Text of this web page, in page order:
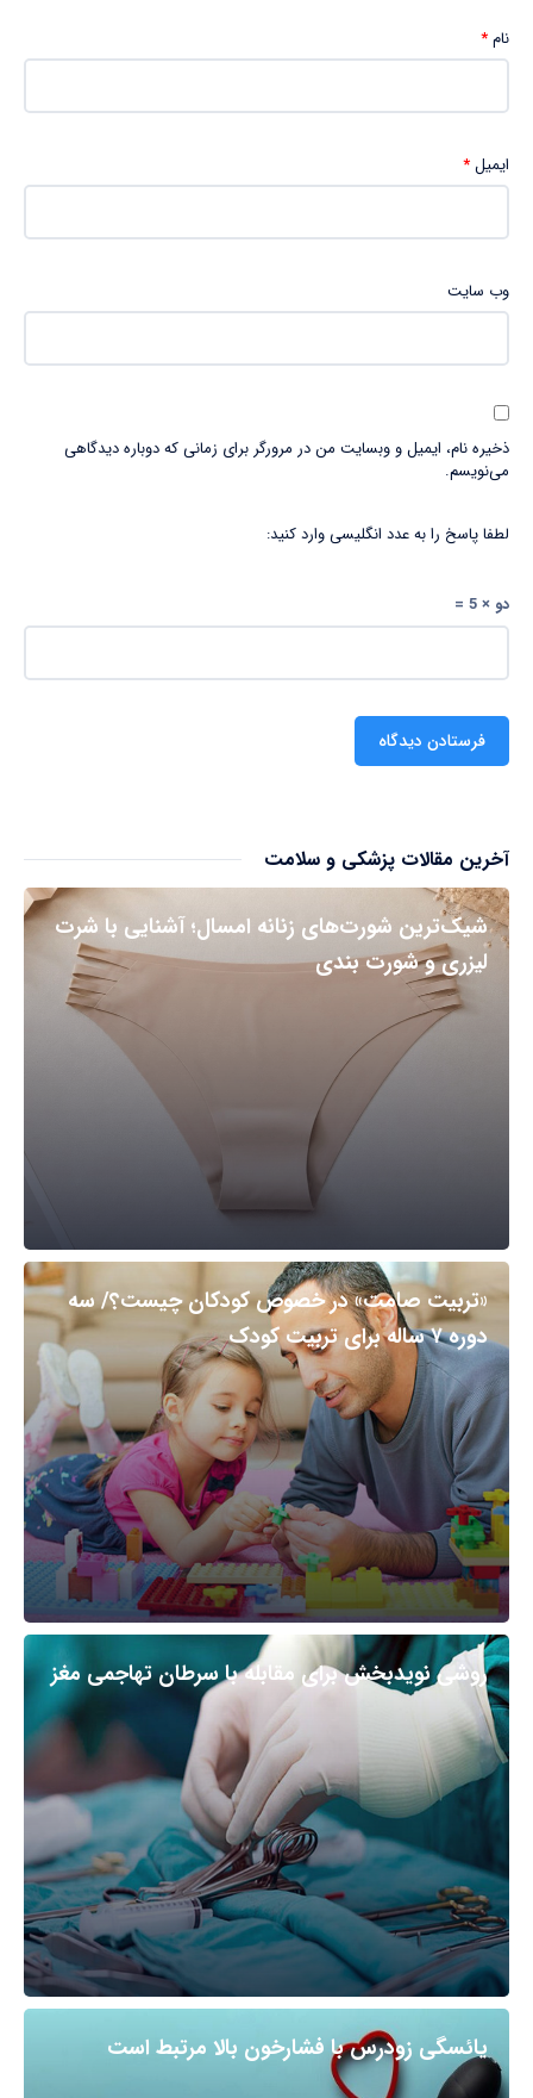
نام*
ایمیل*
وب‌ سایت
ذخیره نام، ایمیل و وبسایت من در مرورگر برای زمانی که دوباره دیدگاهی
می‌نویسم.
لطفا پاسخ را به عدد انگلیسی وارد کنید:
دو × 5 =
آخرین مقالات پزشکی و سلامت
شیک‌ترین شورت‌های زنانه امسال؛ آشنایی با شرت
لیزری و شورت بندی
«تربیت صامت» در خصوص کودکان چیست؟/ سه
دوره ۷ ساله برای تربیت کودک
روشی نویدبخش برای مقابله با سرطان تهاجمی مغز
یائسگی زودرس با فشارخون بالا مرتبط است